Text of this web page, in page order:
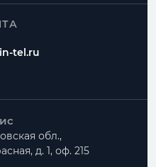
tel.ru
обл.,
д. 1, оф. 215